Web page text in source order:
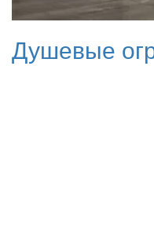
Душевые